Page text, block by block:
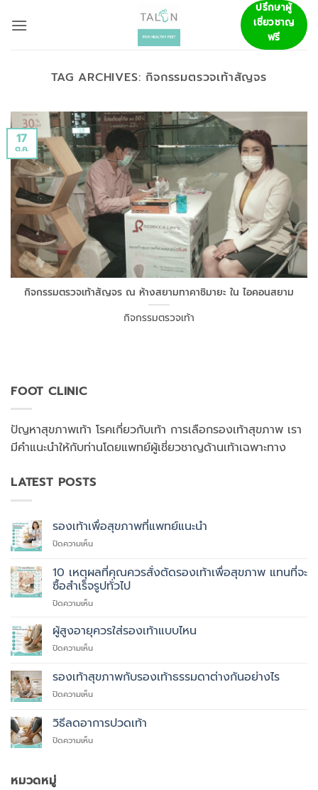
ปรึกษาผู้
เชี่ยวชาญ
ฟรี
TAG ARCHIVES:กิจกรรมตรวจเท้าสัญจร
กิจกรรมตรวจเท้าสัญจร ณ ห้างสยามทาคาชิมายะ ใน ไอคอนสยาม
กิจกรรมตรวจเท้า
17
ต.ค.
FOOT CLINIC
ปัญหาสุขภาพเท้า โรคเกี่ยวกับเท้า การเลือกรองเท้าสุขภาพ เรา
มีคำแนะนำให้กับท่านโดยแพทย์ผู้เชี่ยวชาญด้านเท้าเฉพาะทาง
LATEST POSTS
รองเท้าเพื่อสุขภาพที่แพทย์แนะนำ
ปิดความเห็นบน
เพื่อ
สุขภาพ
ที่
แพทย์
10 เหตุผลที่คุณควรสั่งตัดรองเท้าเพื่อสุขภาพ แทนที่จะ
ซื้อสำเร็จรูปทั่วไป
ปิดความเห็นบน
เหตุผล
คุณ
สั่ง
ตัด
รองเท้า
สุขภาพ
ผู้สูงอายุควรใส่รองเท้าแบบไหน
ปิดความเห็นบน
สูง
อายุ
ควร
รองเท้า
ไหน
รองเท้าสุขภาพกับรองเท้าธรรมดาต่างกันอย่างไร
ปิดความเห็นบน
สุขภาพ
กับ
รองเท้า
วิธีลดอาการปวดเท้า
ปิดความเห็นบน
หมวดหมู่